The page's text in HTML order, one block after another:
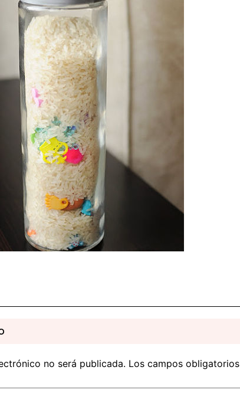
no será publicada. Los campos obligatorios